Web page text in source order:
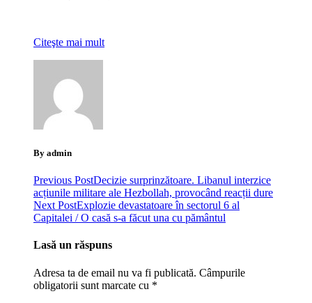
Citeşte mai mult
By admin
Previous PostDecizie surprinzătoare. Libanul interzice
acțiunile militare ale Hezbollah, provocând reacții dure
Next PostExplozie devastatoare în sectorul 6 al
Capitalei / O casă s-a făcut una cu pământul
Lasă un răspuns
Adresa ta de email nu va fi publicată. Câmpurile
obligatorii sunt marcate cu *